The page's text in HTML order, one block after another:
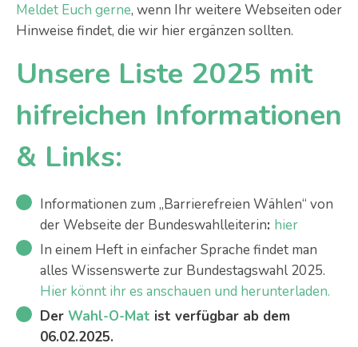
Meldet Euch gerne, wenn Ihr weitere Webseiten oder
Hinweise findet, die wir hier ergänzen sollten.
Unsere Liste 2025 mit
hifreichen Informationen
& Links:
Informationen zum „Barrierefreien Wählen“ von
der Webseite der Bundeswahlleiterin: hier
In einem Heft in einfacher Sprache findet man
alles Wissenswerte zur Bundestagswahl 2025.
Hier könnt ihr es anschauen und herunterladen.
Der Wahl-O-Mat ist verfügbar ab dem
06.02.2025.